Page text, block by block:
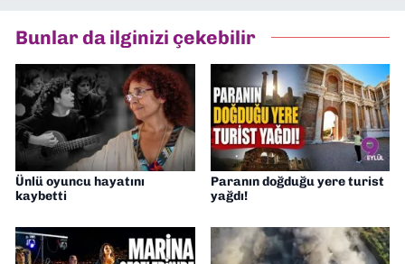
Müdürü” olarak görev almaktayım. Hak
odaklı haberciliğe dair çalışmalar
yapıyorum
Bunlar da ilginizi çekebilir
Ünlü oyuncu hayatını
kaybetti
Paranın doğduğu yere turist
yağdı!